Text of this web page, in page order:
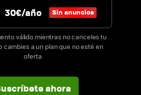
30€/año Sin anuncios
válido mientras no canceles tu
cambies a un plan que no esté en
oferta
ahora